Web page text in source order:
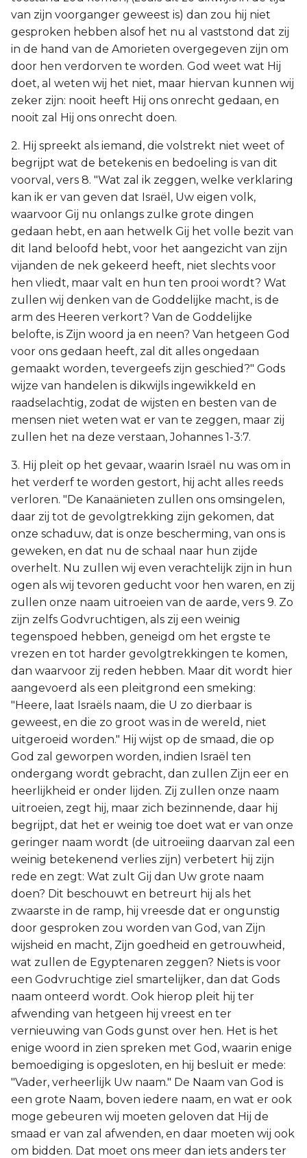
van zijn voorganger geweest is) dan zou hij niet
gesproken hebben alsof het nu al vaststond dat zij
in de hand van de Amorieten overgegeven zijn om
door hen verdorven te worden. God weet wat Hij
doet, al weten wij het niet, maar hiervan kunnen wij
zeker zijn: nooit heeft Hij ons onrecht gedaan, en
nooit zal Hij ons onrecht doen.
2. Hij spreekt als iemand, die volstrekt niet weet of
begrijpt wat de betekenis en bedoeling is van dit
voorval, vers 8. "Wat zal ik zeggen, welke verklaring
kan ik er van geven dat Israël, Uw eigen volk,
waarvoor Gij nu onlangs zulke grote dingen
gedaan hebt, en aan hetwelk Gij het volle bezit van
dit land beloofd hebt, voor het aangezicht van zijn
vijanden de nek gekeerd heeft, niet slechts voor
hen vliedt, maar valt en hun ten prooi wordt? Wat
zullen wij denken van de Goddelijke macht, is de
arm des Heeren verkort? Van de Goddelijke
belofte, is Zijn woord ja en neen? Van hetgeen God
voor ons gedaan heeft, zal dit alles ongedaan
gemaakt worden, tevergeefs zijn geschied?" Gods
wijze van handelen is dikwijls ingewikkeld en
raadselachtig, zodat de wijsten en besten van de
mensen niet weten wat er van te zeggen, maar zij
zullen het na deze verstaan, Johannes 1-3:7.
3. Hij pleit op het gevaar, waarin Israël nu was om in
het verderf te worden gestort, hij acht alles reeds
verloren. "De Kanaänieten zullen ons omsingelen,
daar zij tot de gevolgtrekking zijn gekomen, dat
onze schaduw, dat is onze bescherming, van ons is
geweken, en dat nu de schaal naar hun zijde
overhelt. Nu zullen wij even verachtelijk zijn in hun
ogen als wij tevoren geducht voor hen waren, en zij
zullen onze naam uitroeien van de aarde, vers 9. Zo
zijn zelfs Godvruchtigen, als zij een weinig
tegenspoed hebben, geneigd om het ergste te
vrezen en tot harder gevolgtrekkingen te komen,
dan waarvoor zij reden hebben. Maar dit wordt hier
aangevoerd als een pleitgrond een smeking:
"Heere, laat Israëls naam, die U zo dierbaar is
geweest, en die zo groot was in de wereld, niet
uitgeroeid worden." Hij wijst op de smaad, die op
God zal geworpen worden, indien Israël ten
ondergang wordt gebracht, dan zullen Zijn eer en
heerlijkheid er onder lijden. Zij zullen onze naam
uitroeien, zegt hij, maar zich bezinnende, daar hij
begrijpt, dat het er weinig toe doet wat er van onze
geringer naam wordt (de uitroeiing daarvan zal een
weinig betekenend verlies zijn) verbetert hij zijn
rede en zegt: Wat zult Gij dan Uw grote naam
doen? Dit beschouwt en betreurt hij als het
zwaarste in de ramp, hij vreesde dat er ongunstig
door gesproken zou worden van God, van Zijn
wijsheid en macht, Zijn goedheid en getrouwheid,
wat zullen de Egyptenaren zeggen? Niets is voor
een Godvruchtige ziel smartelijker, dan dat Gods
naam onteerd wordt. Ook hierop pleit hij ter
afwending van hetgeen hij vreest en ter
vernieuwing van Gods gunst over hen. Het is het
enige woord in zien spreken met God, waarin enige
bemoediging is opgesloten, en hij besluit er mede:
"Vader, verheerlijk Uw naam." De Naam van God is
een grote Naam, boven iedere naam, en wat er ook
moge gebeuren wij moeten geloven dat Hij de
smaad er van zal afwenden, en daar moeten wij ook
om bidden. Dat moet ons meer dan iets anders ter